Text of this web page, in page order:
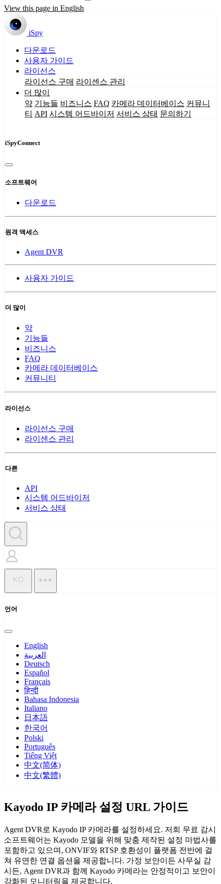
View this page in English
iSpy
다운로드
사용자 가이드
라이선스
라이선스 구매 라이센스 관리
더 많이
약 기능들 비즈니스 FAQ 카메라 데이터베이스 커뮤니
티 API 시스템 어드바이저 서비스 상태 문의하기
iSpyConnect
소프트웨어
다운로드
원격 액세스
Agent DVR
사용자 가이드
더 많이
약
기능들
비즈니스
FAQ
카메라 데이터베이스
커뮤니티
라이선스
라이선스 구매
라이센스 관리
다른
API
시스템 어드바이저
서비스 상태
KO
언어
English
العربية
Deutsch
Español
Français
हिन्दी
Bahasa Indonesia
Italiano
日本語
한국어
Polski
Português
Tiếng Việt
中文(简体)
中文(繁體)
Kayodo IP 카메라 설정 URL 가이드
Agent DVR로 Kayodo IP 카메라를 설정하세요. 저희 무료 감시
소프트웨어는 Kayodo 모델을 위해 맞춤 제작된 설정 마법사를
포함하고 있으며, ONVIF와 RTSP 호환성이 플랫폼 전반에 걸
쳐 유연한 연결 옵션을 제공합니다. 가정 보안이든 사무실 감
시든, Agent DVR과 함께 Kayodo 카메라는 안정적이고 보안이
강화된 모니터링을 제공합니다.